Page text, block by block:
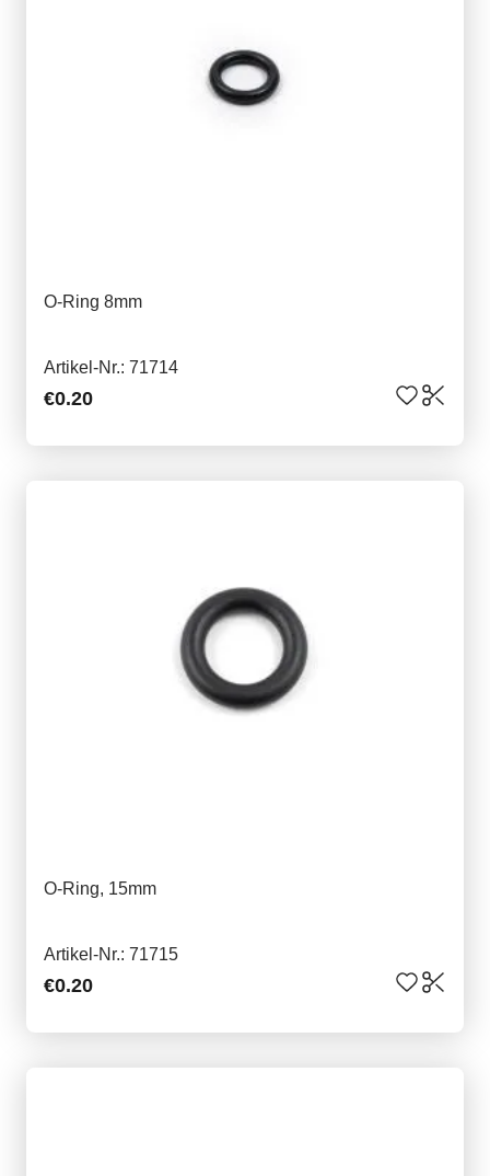
O-Ring 8mm
Artikel-Nr.: 71714
€0.20
O-Ring, 15mm
Artikel-Nr.: 71715
€0.20